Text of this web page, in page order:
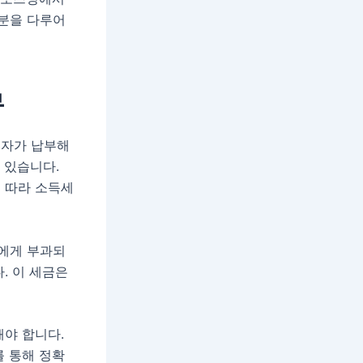
을 다루어
가 납부해
습니다.
라 소득세
게 부과되
. 이 세금은
합니다.
통해 정확